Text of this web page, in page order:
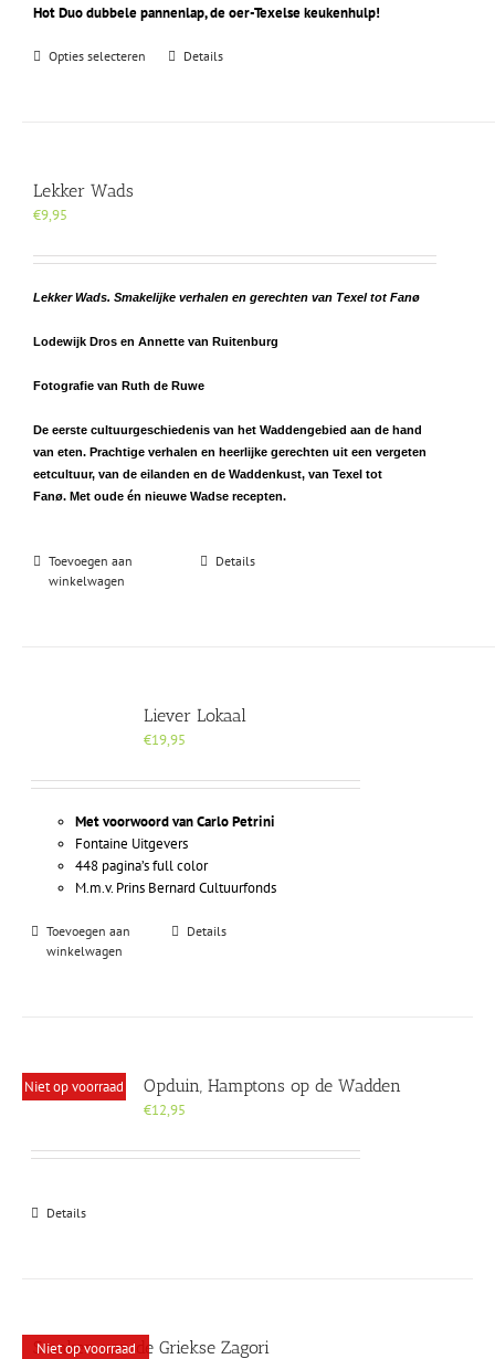
Hot Duo dubbele pannenlap, de oer-Texelse keukenhulp!
Opties selecteren
Dit
worden
de
Details
Lekker Wads
€9,95
Lekker Wads. Smakelijke verhalen en gerechten van Texel tot Fanø
Lodewijk Dros en Annette van Ruitenburg
Fotografie van Ruth de Ruwe
De eerste cultuurgeschiedenis van het Waddengebied aan de hand
van eten. Prachtige verhalen en heerlijke gerechten uit een vergeten
eetcultuur, van de eilanden en de Waddenkust, van Texel tot
Fanø. Met oude én nieuwe Wadse recepten.
Toevoegen aan
winkelwagen
Details
Liever Lokaal
€19,95
Met voorwoord van Carlo Petrini
Fontaine Uitgevers
448 pagina’s full color
M.m.v. Prins Bernard Cultuurfonds
Toevoegen aan
winkelwagen
Details
Niet op voorraad Opduin, Hamptons op de Wadden
€12,95
Details
Niet op voorraad
Smaken van de Griekse Zagori